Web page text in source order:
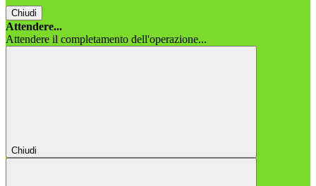
Chiudi
Attendere...
Attendere il completamento dell'operazione...
Chiudi